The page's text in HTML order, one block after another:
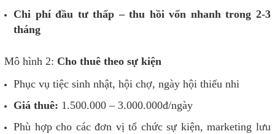
Chi phí đầu tư thấp – thu hồi vốn nhanh trong 2-3
tháng
Mô hình 2: Cho thuê theo sự kiện
Phục vụ tiệc sinh nhật, hội chợ, ngày hội thiếu nhi
Giá thuê: 1.500.000 – 3.000.000đ/ngày
Phù hợp cho các đơn vị tổ chức sự kiện, marketing lưu